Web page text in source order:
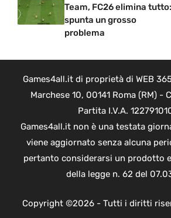
Team, FC26 elimina tutto:
spunta un grosso
problema
Games4all.it di proprietà di WEB
Marchese 10, 00141 Roma (RM) -
Partita I.V.A.
Games4all.it non è una testata
viene aggiornato senza alcuna
pertanto considerarsi un prodotto
della legge n. 62 del
Copyright ©2026 - Tutti i diritti